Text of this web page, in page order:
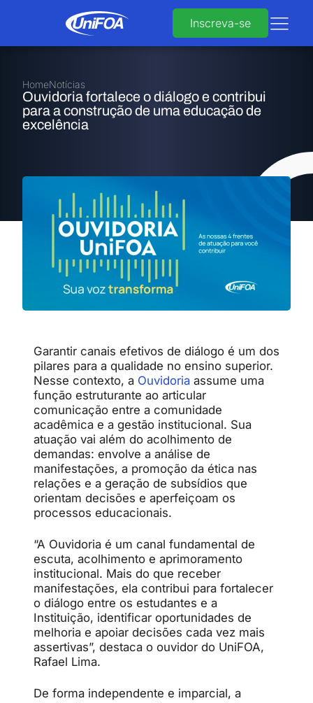
Inscreva-se
HomeNotícias
Ouvidoria fortalece o diálogo e contribui
para a construção de uma educação de
excelência
Garantir canais efetivos de diálogo é um dos
pilares para a qualidade no ensino superior.
Nesse contexto, a Ouvidoria assume uma
função estruturante ao articular
comunicação entre a comunidade
acadêmica e a gestão institucional. Sua
atuação vai além do acolhimento de
demandas: envolve a análise de
manifestações, a promoção da ética nas
relações e a geração de subsídios que
orientam decisões e aperfeiçoam os
processos educacionais.
“A Ouvidoria é um canal fundamental de
escuta, acolhimento e aprimoramento
institucional. Mais do que receber
manifestações, ela contribui para fortalecer
o diálogo entre os estudantes e a
Instituição, identificar oportunidades de
melhoria e apoiar decisões cada vez mais
assertivas”, destaca o ouvidor do UniFOA,
Rafael Lima.
De forma independente e imparcial, a